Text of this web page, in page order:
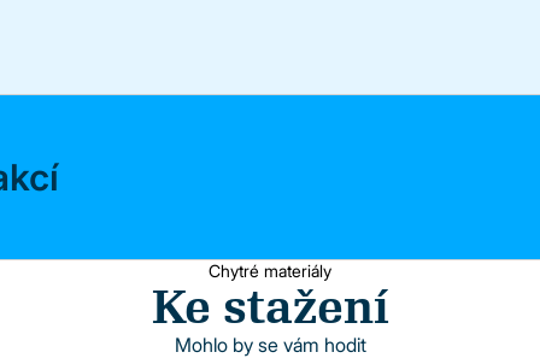
Chytré materiály
Ke stažení
Mohlo by se vám hodit